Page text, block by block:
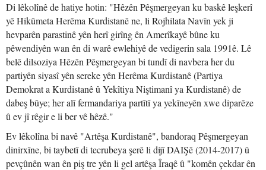
Di lêkolînê de hatiye hotin: "Hêzên Pêşmergeyan ku baskê leşkerî
yê Hikûmeta Herêma Kurdistanê ne, li Rojhilata Navîn yek ji
hevparên parastinê yên herî girîng ên Amerîkayê bûne ku
pêwendiyên wan ên di warê ewlehiyê de vedigerin sala 1991ê. Lê
belê dilsoziya Hêzên Pêşmergeyan bi tundî di navbera her du
partiyên siyasî yên sereke yên Herêma Kurdistanê (Partiya
Demokrat a Kurdistanê û Yekîtiya Niştimanî ya Kurdistanê) de
dabeş bûye; her alî fermandariya partîtî ya yekîneyên xwe diparêze
û ev jî rêgir e li ber vê hêzê."
Ev lêkolîna bi navê "Artêşa Kurdistanê", bandoraq Pêşmergeyan
dinirxîne, bi taybetî di tecrubeya şerê li dijî DAIŞê (2014-2017) û
pevçûnên wan ên piş tre yên li gel artêşa Îraqê û "komên çekdar ên